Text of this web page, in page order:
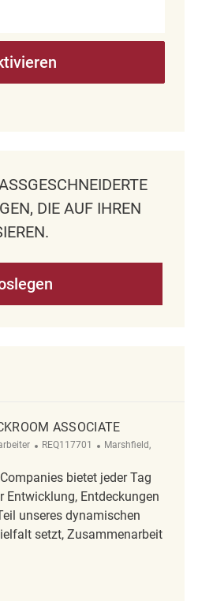
J
DIE AUF IHREN I
ASSOCIATE
ReqId
REQ117701 Ort
Marshfield,
bietet jeder Tag
Entwicklung, Entdeckungen
unseres dynamischen
setzt, Zusammenarbeit
Associate REQ117701